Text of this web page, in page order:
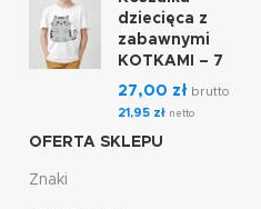
dziecięca z
zabawnymi
KOTKAMI – 7
27,00 zł brutto
21,95 zł netto
OFERTA SKLEPU
Znaki